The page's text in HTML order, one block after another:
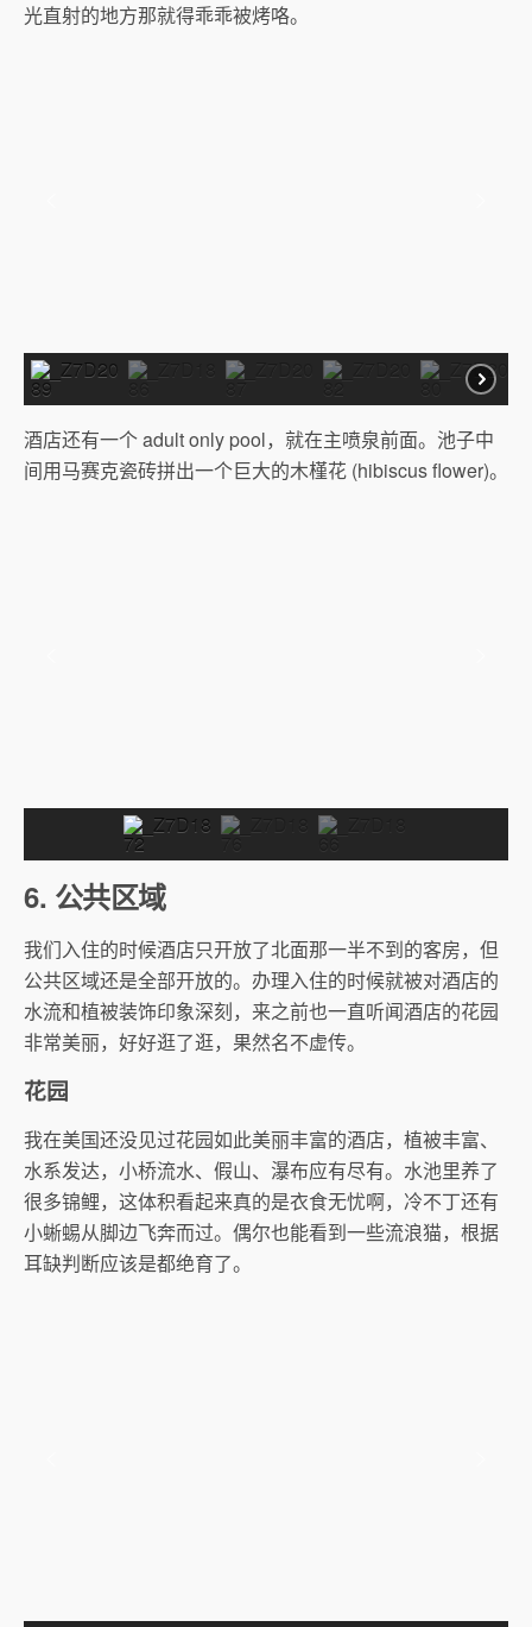
光直射的地方那就得乖乖被烤咯。
酒店还有一个 adult only pool，就在主喷泉前面。池子中
间用马赛克瓷砖拼出一个巨大的木槿花 (hibiscus flower)。
6. 公共区域
我们入住的时候酒店只开放了北面那一半不到的客房，但
公共区域还是全部开放的。办理入住的时候就被对酒店的
水流和植被装饰印象深刻，来之前也一直听闻酒店的花园
非常美丽，好好逛了逛，果然名不虚传。
花园
我在美国还没见过花园如此美丽丰富的酒店，植被丰富、
水系发达，小桥流水、假山、瀑布应有尽有。水池里养了
很多锦鲤，这体积看起来真的是衣食无忧啊，冷不丁还有
小蜥蜴从脚边飞奔而过。偶尔也能看到一些流浪猫，根据
耳缺判断应该是都绝育了。